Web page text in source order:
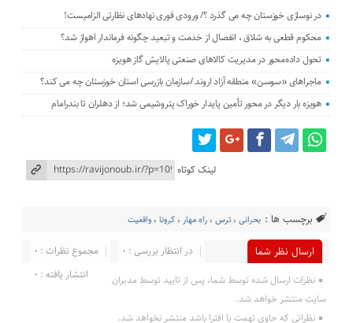
در نوسازی خوزستان چه می گذرد ؟/ ورودی فوری نهادهای نظارتی الزامیست!
محکوم قطعی به شلاق ، انفصال از خدمت و تبعید چگونه فرماندار اهواز شد؟
تحول داده‌محور در مدیریت کالاهای صنعتی پالایش گاز هویزه
ماجراهای «سوسن» منطقه آزاد اروند /سازمان بازرسی استان خوزستان چه می کند؟
هویزه بار دیگر در محور تأمین پایدار خوراک پتروشیمی شد؛ از دهلران تا بندرامام
لینک کوتاه
برچسب ها : بحرانی ،ترس ،راه مهار ،کرونا ،واقعیت
ارسال نظر شما مجموع نظرات : 0
در انتظار بررسی : 0
انتشار یافته : 0
نظرات ارسال شده توسط شما، پس از تایید توسط مدیران
سایت منتشر خواهد شد.
نظراتی که حاوی تهمت یا افترا باشد منتشر نخواهد شد.